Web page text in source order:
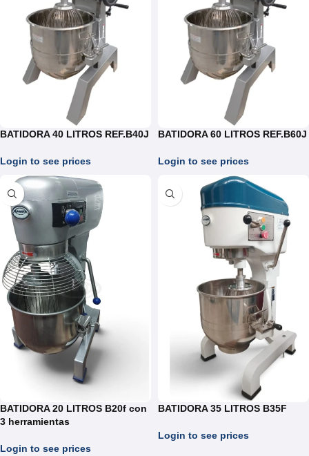
BATIDORA 40 LITROS REF.B40J
Login to see prices
BATIDORA 60 LITROS REF.B60J
Login to see prices
BATIDORA 20 LITROS B20f con
3 herramientas
Login to see prices
BATIDORA 35 LITROS B35F
Login to see prices